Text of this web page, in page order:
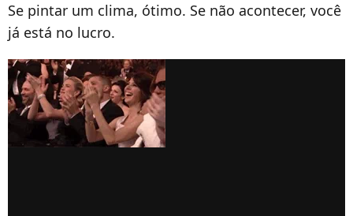
Se pintar um clima, ótimo. Se não acontecer, você
já está no lucro.